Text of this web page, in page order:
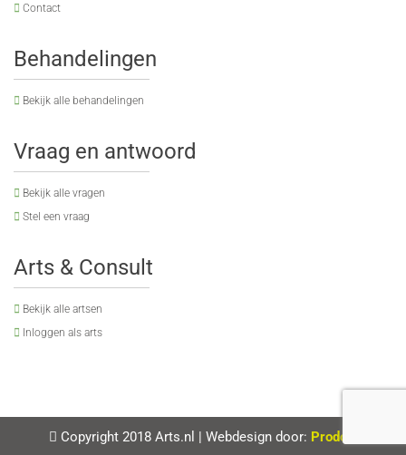
Contact
Behandelingen
Bekijk alle behandelingen
Vraag en antwoord
Bekijk alle vragen
Stel een vraag
Arts & Consult
Bekijk alle artsen
Inloggen als arts
Copyright 2018 Arts.nl Webdesign door: Prodos